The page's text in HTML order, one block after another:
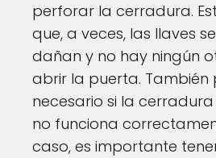
perforar la cerradura.
que, a veces, las llaves
dañan y no hay ningún
abrir la puerta. También
necesario si la
no funciona
caso, es importante